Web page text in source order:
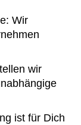
Wir
wir
ist für Dich